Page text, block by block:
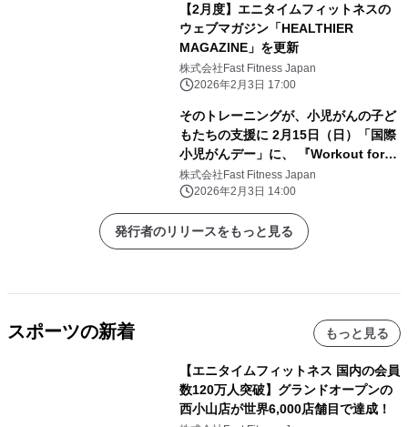
【2月度】エニタイムフィットネスの
ウェブマガジン「HEALTHIER
MAGAZINE」を更新
株式会社Fast Fitness Japan
2026年2月3日 17:00
そのトレーニングが、小児がんの子ど
もたちの支援に 2月15日（日）「国際
小児がんデー」に、 『Workout for
Children ～小児がん支援チャリティ
ランイベント～』を開催
株式会社Fast Fitness Japan
2026年2月3日 14:00
発行者のリリースをもっと見る
スポーツの新着 もっと見る
【エニタイムフィットネス 国内の会員
数120万人突破】グランドオープンの
西小山店が世界6,000店舗目で達成！